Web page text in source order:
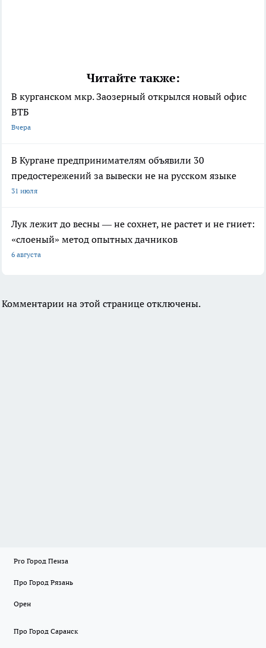
Читайте также:
В курганском мкр. Заозерный открылся новый офис
ВТБ
Вчера
В Кургане предпринимателям объявили 30
предостережений за вывески не на русском языке
31 июля
Лук лежит до весны — не сохнет, не растет и не гниет:
«слоеный» метод опытных дачников
6 августа
Комментарии на этой странице отключены.
Pro Город Пенза
Про Город Рязань
Орен
Про Город Саранск